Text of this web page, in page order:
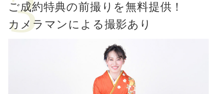
ご成約特典の前撮りを無料提供！
カメラマンによる撮影あり